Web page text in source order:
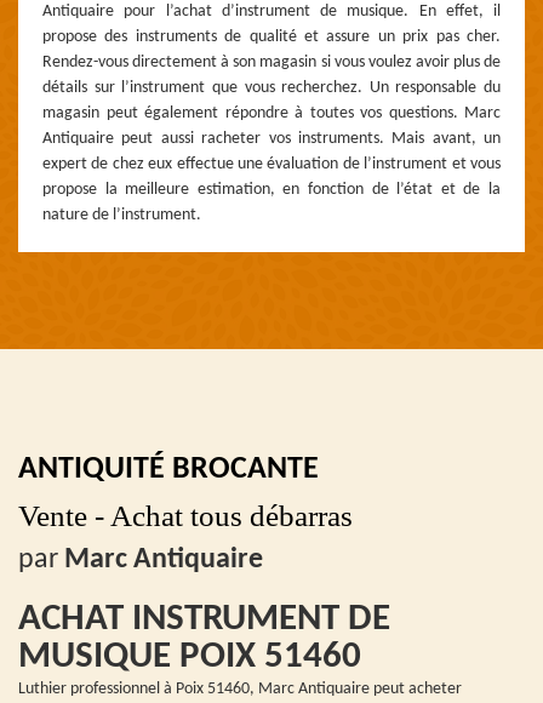
Antiquaire pour l’achat d’instrument de musique. En effet, il
propose des instruments de qualité et assure un prix pas cher.
Rendez-vous directement à son magasin si vous voulez avoir plus de
détails sur l’instrument que vous recherchez. Un responsable du
magasin peut également répondre à toutes vos questions. Marc
Antiquaire peut aussi racheter vos instruments. Mais avant, un
expert de chez eux effectue une évaluation de l’instrument et vous
propose la meilleure estimation, en fonction de l’état et de la
nature de l’instrument.
ANTIQUITÉ BROCANTE
Vente - Achat tous débarras
par Marc Antiquaire
ACHAT INSTRUMENT DE
MUSIQUE POIX 51460
Luthier professionnel à Poix 51460, Marc Antiquaire peut acheter